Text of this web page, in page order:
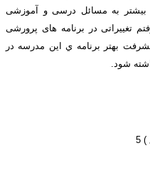
به مسائل درسی و آموزشی
تغییراتی در برنامه های پرورشی
بهتر برنامه ي اين مدرسه در
شود.